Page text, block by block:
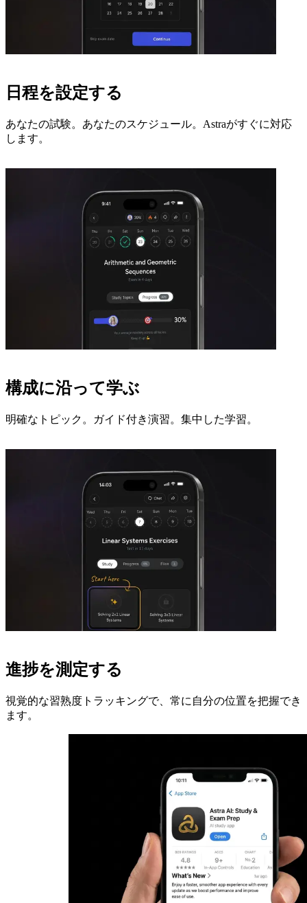
日程を設定する
あなたの試験。あなたのスケジュール。Astraがすぐに対応
します。
構成に沿って学ぶ
明確なトピック。ガイド付き演習。集中した学習。
進捗を測定する
視覚的な習熟度トラッキングで、常に自分の位置を把握でき
ます。